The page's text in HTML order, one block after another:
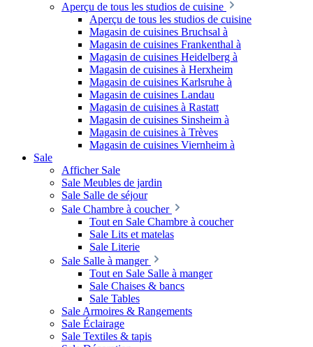
Aperçu de tous les studios de cuisine
Aperçu de tous les studios de cuisine
Magasin de cuisines Bruchsal à
Magasin de cuisines Frankenthal à
Magasin de cuisines Heidelberg à
Magasin de cuisines à Herxheim
Magasin de cuisines Karlsruhe à
Magasin de cuisines Landau
Magasin de cuisines à Rastatt
Magasin de cuisines Sinsheim à
Magasin de cuisines à Trèves
Magasin de cuisines Viernheim à
Sale
Afficher Sale
Sale Meubles de jardin
Sale Salle de séjour
Sale Chambre à coucher
Tout en Sale Chambre à coucher
Sale Lits et matelas
Sale Literie
Sale Salle à manger
Tout en Sale Salle à manger
Sale Chaises & bancs
Sale Tables
Sale Armoires & Rangements
Sale Éclairage
Sale Textiles & tapis